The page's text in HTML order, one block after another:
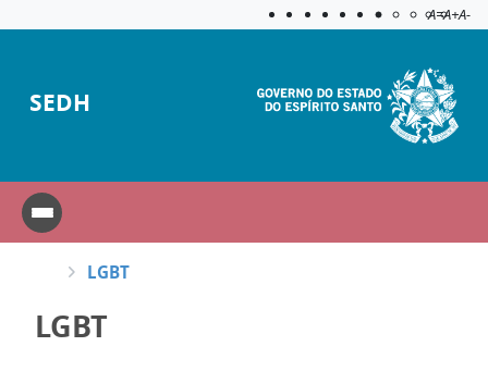
Aplicar
A=A+A-
SEDH
LGBT
LGBT